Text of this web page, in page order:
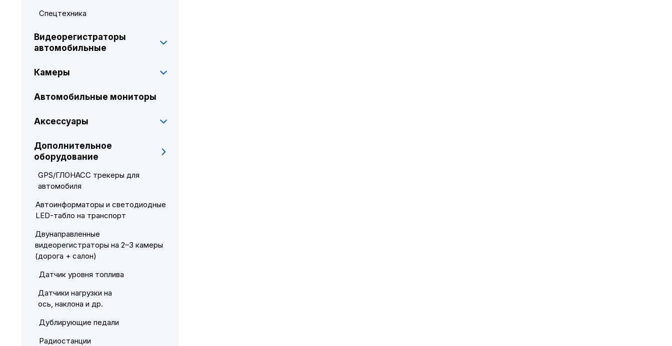
Спецтехника
Видеорегистраторы
автомобильные
Камеры
Автомобильные мониторы
Аксессуары
Дополнительное
оборудование
GPS/ГЛОНАСС трекеры для
автомобиля
Автоинформаторы и светодиодные
LED-табло на транспорт
Двунаправленные
видеорегистраторы на 2–3 камеры
(дорога + салон)
Датчик уровня топлива
Датчики нагрузки на
ось, наклона и др.
Дублирующие педали
Радиостанции